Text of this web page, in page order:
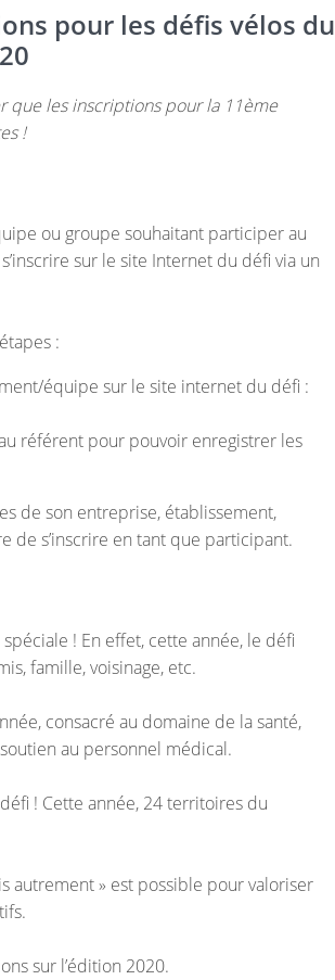
pour les défis vélos du
que les inscriptions pour la 11ème
!
ou groupe souhaitant participer au
sur le site Internet du défi via un
:
équipe sur le site internet du défi :
référent pour pouvoir enregistrer les
de son entreprise, établissement,
s’inscrire en tant que participant.
! En effet, cette année, le défi
famille, voisinage, etc.
consacré au domaine de la santé,
au personnel médical.
! Cette année, 24 territoires du
autrement » est possible pour valoriser
sur l’édition 2020.